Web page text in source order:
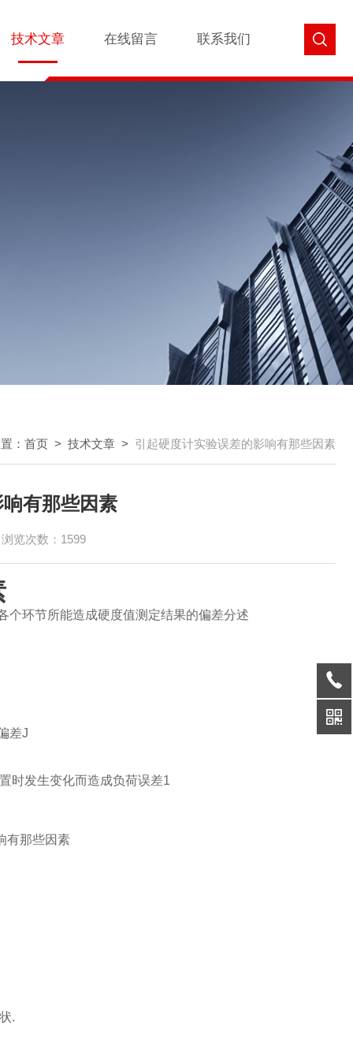
技术文章 在线留言 联系我们
： 首页 > 技术文章 > 引起硬度计实验误差的影响有那些因素
有那些因素
浏览次数：1599
个环节所能造成硬度值测定结果的偏差分述
差J
时发生变化而造成负荷误差1
.